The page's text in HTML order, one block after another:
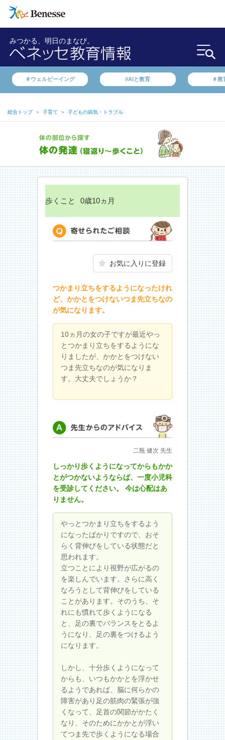
みつかる、明日のまなび。
＃ウェルビーイング #AIと教育 ＃教
総合トップ ＞ 子育て ＞ 子どもの病気・トラブル
歩くこと 0歳10ヵ月
お気に入りに登録
つかまり立ちをするようになったけれ
ど、かかとをつけないつま先立ちなの
が気になります。
10ヵ月の女の子ですが最近やっ
とつかまり立ちをするようにな
りましたが、かかとをつけない
つま先立ちなのが気になりま
す。大丈夫でしょうか？
先生からのアドバイス二瓶 健次 先生
しっかり歩くようになってからもかか
とがつかないようならば、一度小児科
を受診してください。 今は心配はあ
りません。
やっとつかまり立ちをするよう
になったばかりですので、おそ
らく背伸びをしている状態だと
思われます。
立つことにより視野が広がるの
を楽しんでいます。さらに高く
なろうとして背伸びをしている
ことがあります。そのうち、そ
れにも慣れて歩くようになる
と、足の裏でバランスをとるよ
うになり、足の裏をつけるよう
になります。
しかし、十分歩くようになって
からも、いつもかかとを浮かせ
るようであれば、脳に何らかの
障害があり足の筋肉の緊張が強
くなって、足首の関節がかたく
なり、そのためにかかとが浮い
てつま先で歩くようになる場合